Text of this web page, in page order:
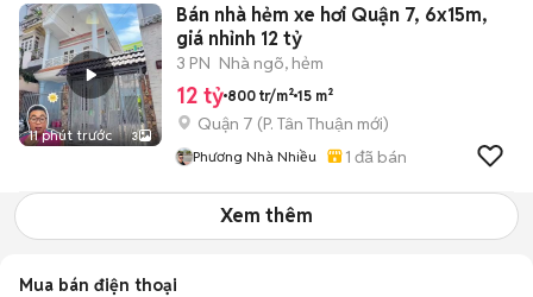
11 phút trước 3
Bán nhà hẻm xe hơi Quận 7, 6x15m,
giá nhỉnh 12 tỷ
3 PN Nhà ngõ, hẻm
12 tỷ 800 tr/m² 15 m²
Quận 7 (P. Tân Thuận mới)
Phương Nhà Nhiều 1 đã bán
Xem thêm
Mua bán điện thoại